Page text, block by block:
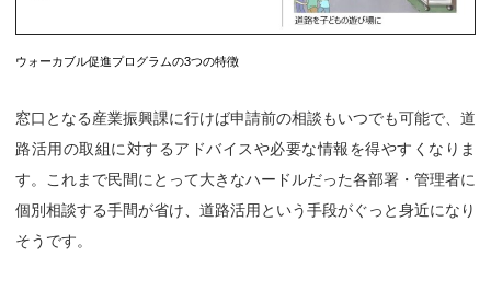
ウォーカブル促進プログラムの3つの特徴
窓口となる産業振興課に行けば申請前の相談もいつでも可能で、道
路活用の取組に対するアドバイスや必要な情報を得やすくなりま
す。これまで民間にとって大きなハードルだった各部署・管理者に
個別相談する手間が省け、道路活用という手段がぐっと身近になり
そうです。